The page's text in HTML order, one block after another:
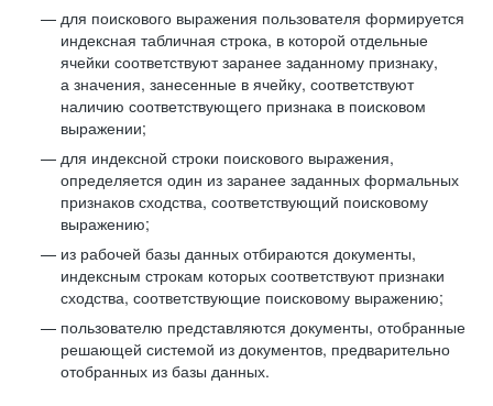
для поискового выражения пользователя формируется
индексная табличная строка, в которой отдельные
ячейки соответствуют заранее заданному признаку,
а значения, занесенные в ячейку, соответствуют
наличию соответствующего признака в поисковом
выражении;
для индексной строки поискового выражения,
определяется один из заранее заданных формальных
признаков сходства, соответствующий поисковому
выражению;
из рабочей базы данных отбираются документы,
индексным строкам которых соответствуют признаки
сходства, соответствующие поисковому выражению;
пользователю представляются документы, отобранные
решающей системой из документов, предварительно
отобранных из базы данных.